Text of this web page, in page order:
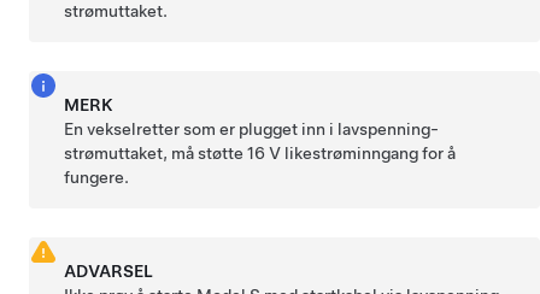
strømuttaket.
MERK
En vekselretter som er plugget inn i lavspenning-
strømuttaket, må støtte 16 V likestrøminngang for å
fungere.
ADVARSEL